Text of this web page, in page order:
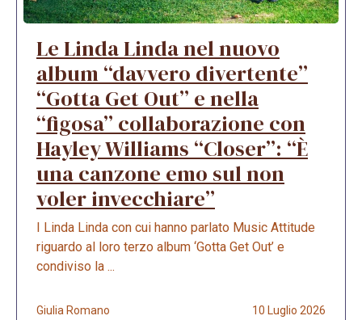
Le Linda Linda nel nuovo
album “davvero divertente”
“Gotta Get Out” e nella
“figosa” collaborazione con
Hayley Williams “Closer”: “È
una canzone emo sul non
voler invecchiare”
I Linda Linda con cui hanno parlato Music Attitude
riguardo al loro terzo album ‘Gotta Get Out’ e
condiviso la ...
Giulia Romano 10 Luglio 2026